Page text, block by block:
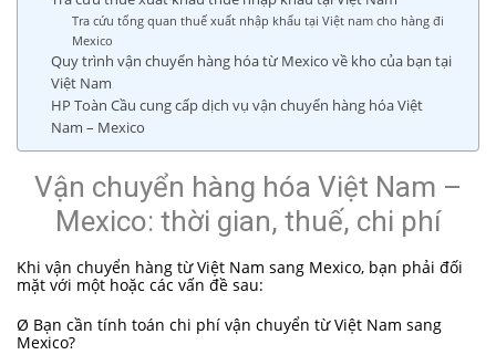
Tra cứu tổng quan thuế xuất nhập khẩu tại Việt nam cho hàng đi
Mexico
Quy trình vận chuyển hàng hóa từ Mexico về kho của bạn tại
Việt Nam
HP Toàn Cầu cung cấp dịch vụ vận chuyển hàng hóa Việt
Nam – Mexico
Vận chuyển hàng hóa Việt Nam –
Mexico: thời gian, thuế, chi phí
Khi vận chuyển hàng từ Việt Nam sang Mexico, bạn phải đối
mặt với một hoặc các vấn đề sau:
Ø Bạn cần tính toán chi phí vận chuyển từ Việt Nam sang
Mexico?